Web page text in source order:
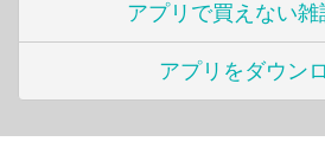
アプリで買えない雑
アプリをダウン